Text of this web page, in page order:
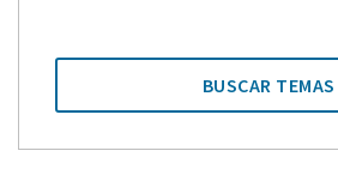
BUSCAR TEMAS